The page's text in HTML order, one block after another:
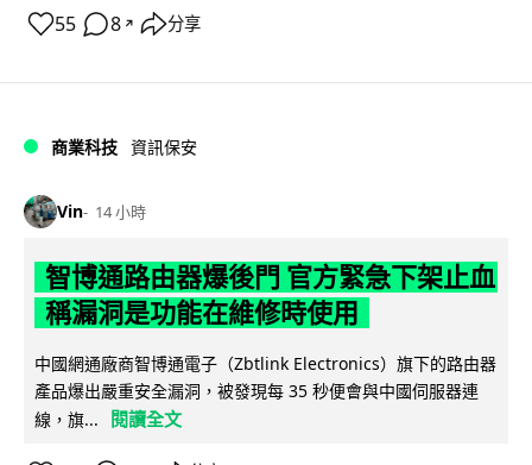
55 8 ↗ 分享
商業科技 資訊保安
Vin 14 小時
智博通路由器爆後門 官方緊急下架止血
稱漏洞是功能在維修時使用
中國網通廠商智博通電子（Zbtlink Electronics）旗下的路由器
產品爆出嚴重安全漏洞，被發現每 35 秒便會與中國伺服器連
線，旗...
閱讀全文